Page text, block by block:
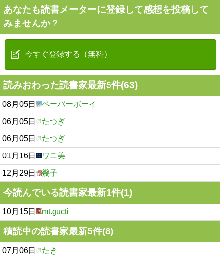
あなたも読書メーターに登録して感想を投稿して
みませんか？
今すぐ登録する（無料）
読みおわった読書家最新5件(63)
08月05日 ペーパーボーイ
06月05日 たつぎ
06月05日 たつぎ
01月16日 ワニ美
12月29日 幾子
今読んでいる読書家最新1件(1)
10月15日 mt.gucti
積読中の読書家最新5件(8)
07月06日 たき